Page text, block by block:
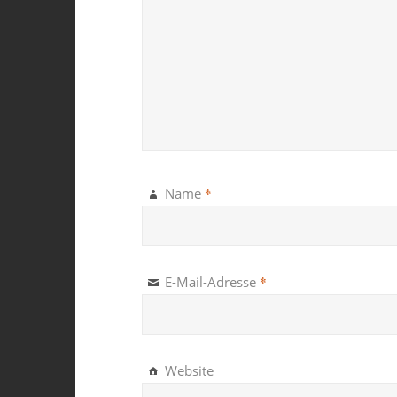
Name *
E-Mail-Adresse *
Website